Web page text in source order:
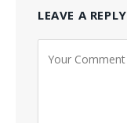
LEAVE A REPLY